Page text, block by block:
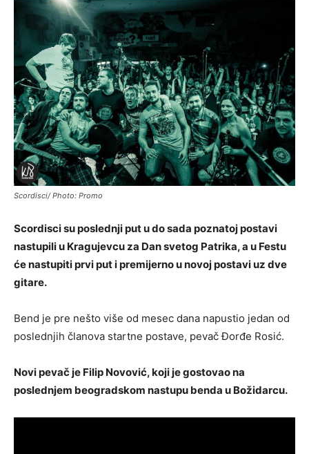
Scordisci/ Photo: Promo
Scordisci su poslednji put u do sada poznatoj postavi
nastupili u Kragujevcu za Dan svetog Patrika, a u Festu
će nastupiti prvi put i premijerno u novoj postavi uz dve
gitare.
Bend je pre nešto više od mesec dana napustio jedan od
poslednjih članova startne postave, pevač Đorđe Rosić.
Novi pevač je Filip Novović, koji je gostovao na
poslednjem beogradskom nastupu benda u Božidarcu.